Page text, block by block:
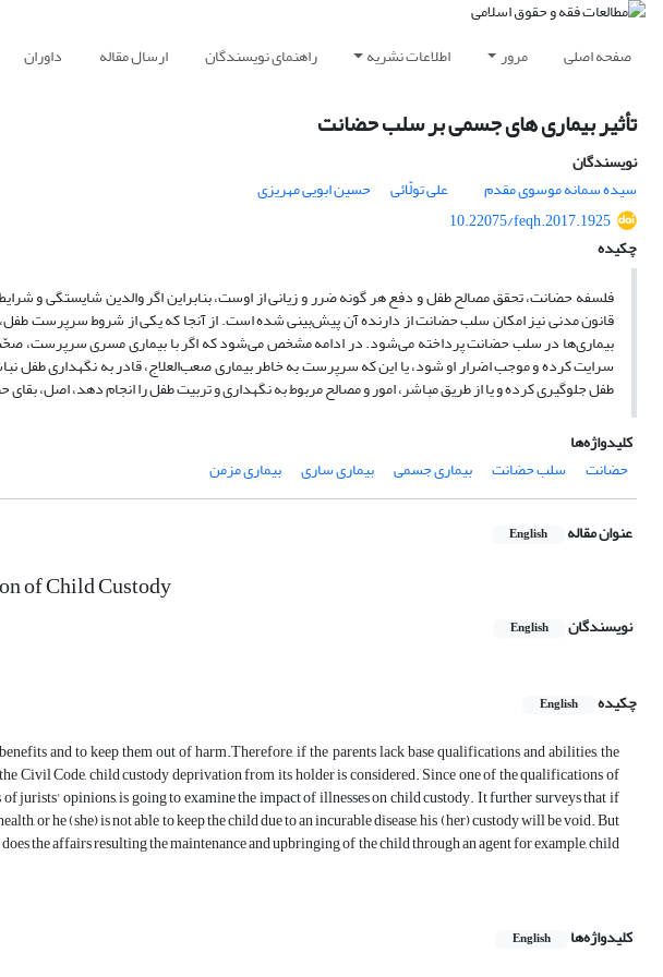
صفحه اصلی مرور اطلاعات نشریه راهنمای نویسندگان ارسال مقاله داوران
تأثیر بیماری های جسمی بر سلب حضانت
نویسندگان
سیده سمانه موسوی مقدم
علی تولّائی
حسین ابویی مهریزی
10.22075/feqh.2017.1925
چکیده
قانون مدنی نیز امکان سلب حضانت از دارنده آن پیش‌بینی شده است. از آنجا که یکی از شروط سرپرست
بیماری‌ها در سلب حضانت پرداخته می‌شود. در ادامه مشخص می‌شود که اگر با بیماری مسری سرپرست،
سرایت کرده و موجب اضرار او شود، یا این که سرپرست به خاطر بیماری صعب‌العلاج، قادر به نگهداری طفل
طفل جلوگیری کرده و یا از طریق مباشر، امور و مصالح مربوط به نگهداری و تربیت طفل را انجام دهد، اصل،
کلیدواژه‌ها
حضانت
سلب حضانت بیماری جسمی بیماری‌ ساری بیماری مزمن
عنوان مقاله English
of Child Custody
نویسندگان English
چکیده
English
and to keep them out of harm.Therefore, if the parents lack base qualifications and abilities, the
Civil Code, child custody deprivation from its holder is considered. Since one of the qualifications of
jurists' opinions, is going to examine the impact of illnesses on child custody. It further surveys that if
or he (she) is not able to keep the child due to an incurable disease, his (her) custody will be void. But
the affairs resulting the maintenance and upbringing of the child through an agent for example, child
کلیدواژه‌ها English